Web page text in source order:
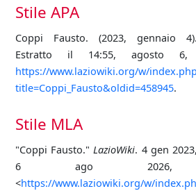
Stile APA
Coppi Fausto. (2023, gennaio
Estratto il 14:55, agosto 6,
https://www.laziowiki.org/w/
title=Coppi_Fausto&oldid=458945.
Stile MLA
"Coppi Fausto."LazioWiki. 4 gen
6 ago 2026,
<https://www.laziowiki.org/w/